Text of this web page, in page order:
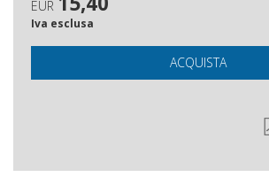
EUR
Iva esclusa
ACQUISTA